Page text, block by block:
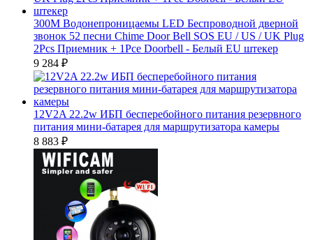
300M Водонепроницаемы LED Беспроводной дверной
звонок 52 песни Chime Door Bell SOS EU / US / UK Plug
2Pcs Приемник + 1Pce Doorbell - Белый EU штекер
9 284 ₽
12V2A 22.2w ИБП бесперебойного питания резервного
питания мини-батарея для маршрутизатора камеры
8 883 ₽